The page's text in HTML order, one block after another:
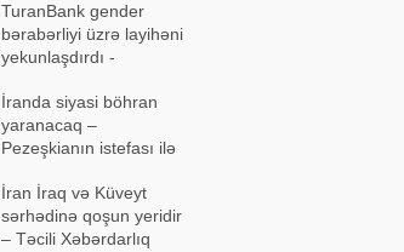
TuranBank gender
bərabərliyi üzrə layihəni
yekunlaşdırdı -
İranda siyasi böhran
yaranacaq –
Pezeşkianın istefası ilə
İran İraq və Küveyt
sərhədinə qoşun yeridir
– Təcili Xəbərdarlıq